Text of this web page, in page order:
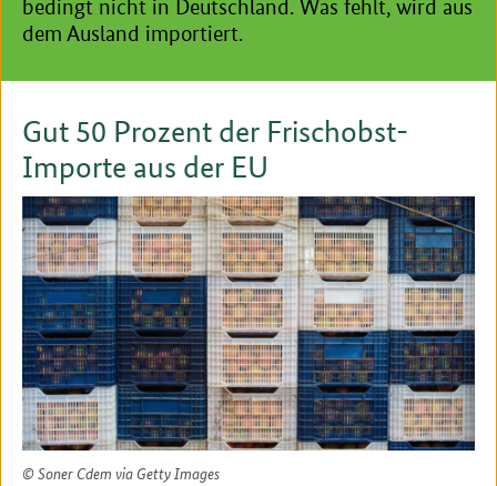
bedingt nicht in Deutschland. Was fehlt, wird aus
dem Ausland importiert.
Gut 50 Prozent der Frischobst-
Importe aus der EU
© Soner Cdem via Getty Images